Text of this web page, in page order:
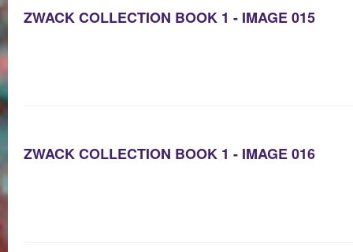
ZWACK COLLECTION BOOK 1 - IMAGE 015
ZWACK COLLECTION BOOK 1 - IMAGE 016